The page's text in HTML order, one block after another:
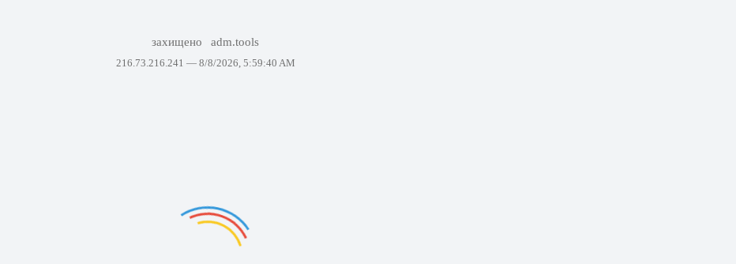
захищено adm.tools
216.73.216.241 — 8/8/2026, 5:59:40 AM